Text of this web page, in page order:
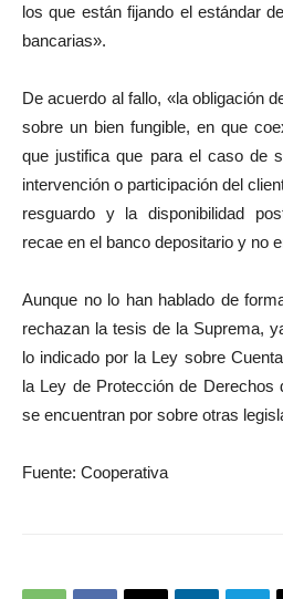
los que están fijando el estándar
bancarias».
De acuerdo al fallo, «la obligación
sobre un bien fungible, en que
que justifica que para el caso de
intervención o participación del
resguardo y la disponibilidad
recae en el banco depositario y no
Aunque no lo han hablado de
rechazan la tesis de la Suprema,
lo indicado por la Ley sobre
la Ley de Protección de Derechos
se encuentran por sobre otras
Fuente: Cooperativa